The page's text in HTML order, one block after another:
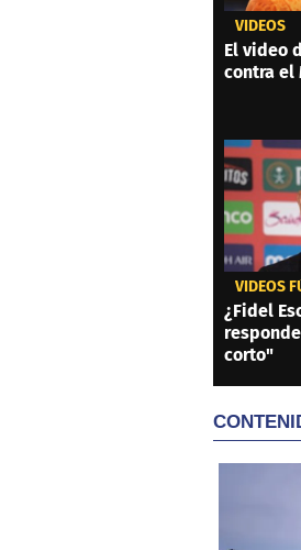
VIDEOS
El video
contra el
VIDEOS
¿Fidel
corto"